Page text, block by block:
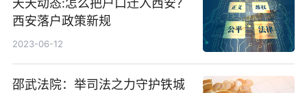
天天动态:怎么把户口迁入西安？
西安落户政策新规
2023-06-12
邵武法院：举司法之力守护铁城